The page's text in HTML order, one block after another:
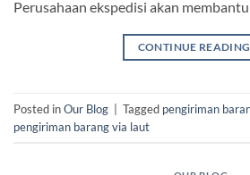
Perusahaan ekspedisi akan
CONTINUE READING
Posted inOur Blog Tagged pengiriman
pengiriman barang via laut